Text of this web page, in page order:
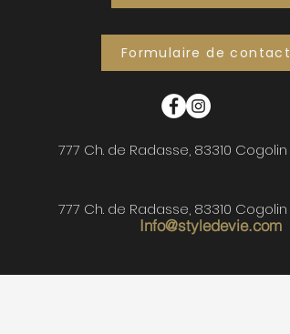
Formulaire de contact
777 Ch. de Radasse, 83310 Cogolin
Info@styledevie.com
777 Ch. de Radasse, 83310 Cogolin